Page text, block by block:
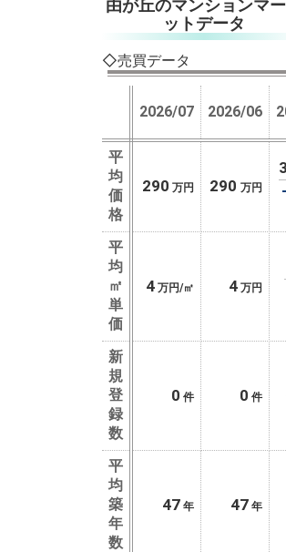
由が丘のマンションマ
ットデータ
◇売買データ
2026/07 2026/06
平
均
価
格
290 万円 290 万円
平
均
㎡
単
価
4 万円/㎡ 4 万円
新
規
登
録
数
0 件 0 件
平
均
築
年
数
47 年 47 年